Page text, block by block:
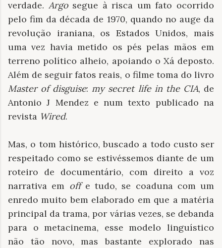
verdade. Argosegue à risca um fato ocorrido
pelo fim da década de 1970, quando no auge da
revolução iraniana, os Estados Unidos, mais
uma vez havia metido os pés pelas mãos em
terreno político alheio, apoiando o Xá deposto.
Além de seguir fatos reais, o filme toma do livro
Master of disguise: my secret life in the CIA, de
Antonio J Mendez e num texto publicado na
revista Wired.
Mas, o tom histórico, buscado a todo custo ser
respeitado como se estivéssemos diante de um
roteiro de documentário, com direito a voz
narrativa em offe tudo, se coaduna com um
enredo muito bem elaborado em que a matéria
principal da trama, por várias vezes, se debanda
para o metacinema, esse modelo linguístico
não tão novo, mas bastante explorado nas